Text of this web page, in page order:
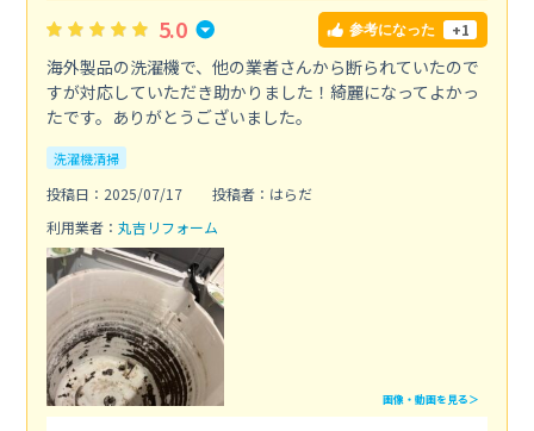
5.0 参考になった +1
海外製品の洗濯機で、他の業者さんから断られていたので
すが対応していただき助かりました！綺麗になってよかっ
たです。ありがとうございました。
洗濯機清掃
投稿日：2025/07/17
投稿者：はらだ
利用業者： 丸吉リフォーム
画像・動画を見る＞